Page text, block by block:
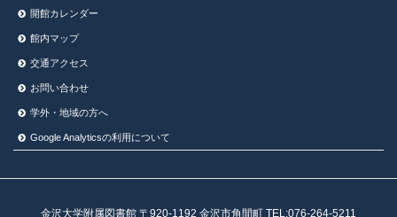
開館カレンダー
館内マップ
交通アクセス
お問い合わせ
学外・地域の方へ
Google Analyticsの利⽤について
金沢大学附属図書館 〒920-1192 金沢市角間町 TEL:076-264-5211